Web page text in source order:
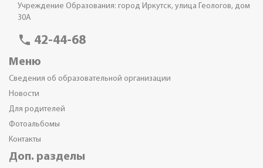
Учреждение Образования: город Иркутск, улица Геологов, дом
30А
phone 42-44-68
Меню
Сведения об образовательной организации
Новости
Для родителей
Фотоальбомы
Контакты
Доп. разделы